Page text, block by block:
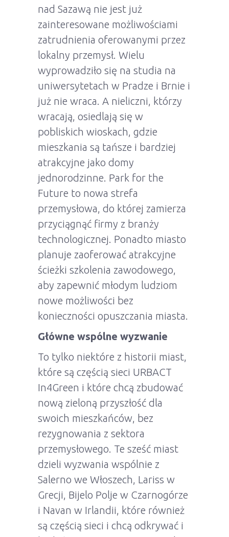
nad Sazawą nie jest już
zainteresowane możliwościami
zatrudnienia oferowanymi przez
lokalny przemysł. Wielu
wyprowadziło się na studia na
uniwersytetach w Pradze i Brnie i
już nie wraca. A nieliczni, którzy
wracają, osiedlają się w
pobliskich wioskach, gdzie
mieszkania są tańsze i bardziej
atrakcyjne jako domy
jednorodzinne. Park for the
Future to nowa strefa
przemysłowa, do której zamierza
przyciągnąć firmy z branży
technologicznej. Ponadto miasto
planuje zaoferować atrakcyjne
ścieżki szkolenia zawodowego,
aby zapewnić młodym ludziom
nowe możliwości bez
konieczności opuszczania miasta.
Główne wspólne wyzwanie
To tylko niektóre z historii miast,
które są częścią sieci URBACT
In4Green i które chcą zbudować
nową zieloną przyszłość dla
swoich mieszkańców, bez
rezygnowania z sektora
przemysłowego. Te sześć miast
dzieli wyzwania wspólnie z
Salerno we Włoszech, Lariss w
Grecji, Bijelo Polje w Czarnogórze
i Navan w Irlandii, które również
są częścią sieci i chcą odkrywać i